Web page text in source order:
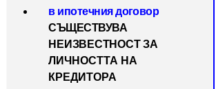
в ипотечния договор
СЪЩЕСТВУВА
НЕИЗВЕСТНОСТ ЗА
ЛИЧНОСТТА НА
КРЕДИТОРА